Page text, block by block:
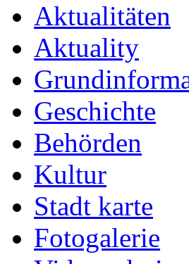
Aktualitäten
Aktuality
Geschichte
Behörden
Kultur
Stadt karte
Fotogalerie